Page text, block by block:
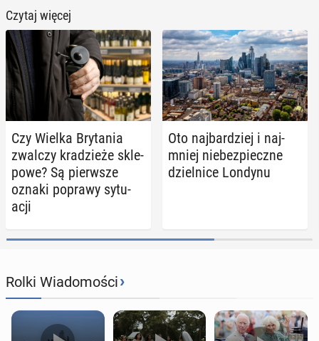
Czytaj więcej
Czy Wielka Bry­ta­nia
zwalczy kra­dzie­że skle­
po­we? Są pierw­sze
oznaki poprawy sy­tu­
acji
Oto naj­bar­dziej i naj­
mniej nie­bez­piecz­ne
dziel­ni­ce Londynu
Rolki Wiadomości›